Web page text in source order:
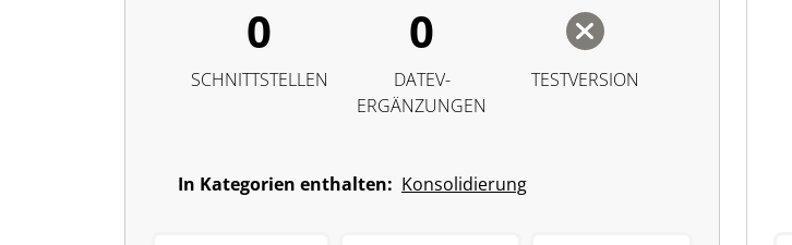
0
SCHNITTSTELLEN
0
DATEV-
ERGÄNZUNGEN
TESTVERSION
In Kategorien enthalten: Konsolidierung